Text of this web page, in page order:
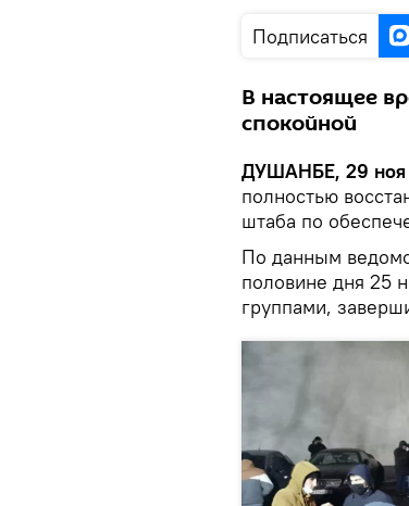
Подписаться
В настоящее
спокойной
ДУШАНБЕ, 29 ноя
полностью
штаба по
По данным
половине дня 25
группами,